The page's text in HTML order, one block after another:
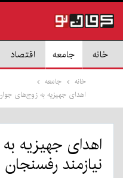
خانه جامعه اقتصاد
خانه
جامعه
اهدای جهیزیه به زوج‌های
اهدای جهیزیه
نیازمند رفسنجان